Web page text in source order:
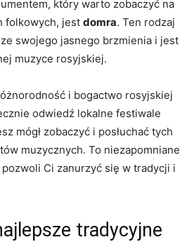
który warto zobaczyć na
folkowych, jest domra. Ten rodzaj
swojego​ jasnego brzmienia i‍ jest
muzyce rosyjskiej.
i bogactwo rosyjskiej
odwiedź lokalne festiwale
mógł zobaczyć i ⁣posłuchać ⁤tych‌
muzycznych. To niezapomniane
Ci ⁢zanurzyć się⁢ w tradycji i‌
tradycyjne​